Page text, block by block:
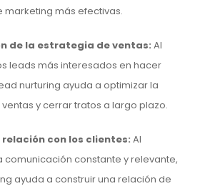
marketing más efectivas.
de la estrategia de ventas: Al
leads más interesados en hacer
nurturing ayuda a optimizar la
y cerrar tratos a largo plazo.
relación con los clientes: Al
comunicación constante y relevante,
ayuda a construir una relación de